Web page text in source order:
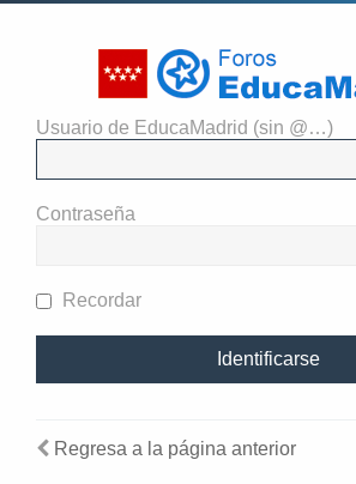
Usuario de EducaMadrid (sin @…)
Contraseña
Recordar
Regresa a la página anterior